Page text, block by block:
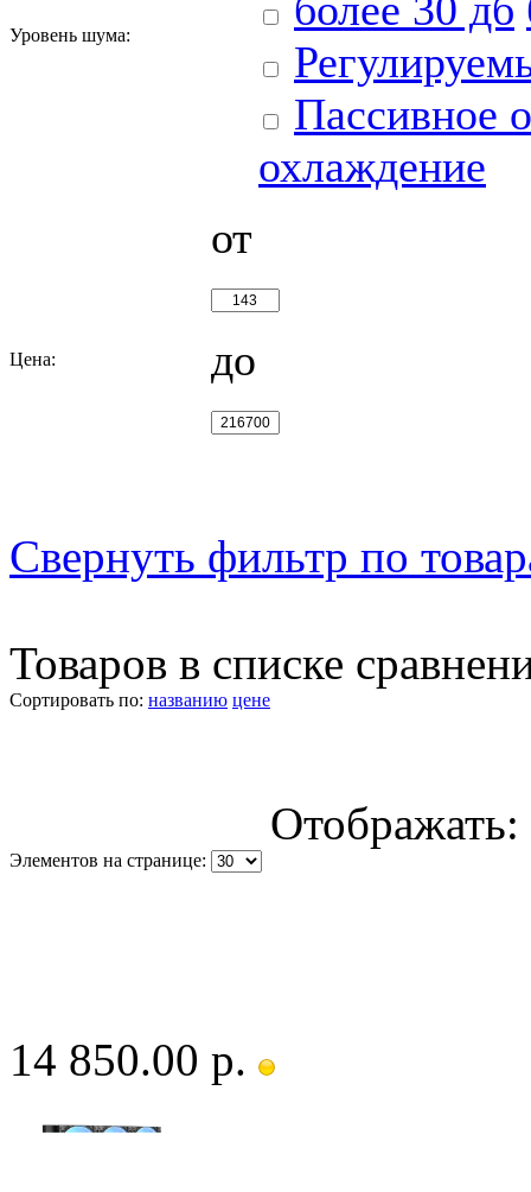
Уровень шума:
Пассивное
охлаждение
Цена:
от
до
Свернуть фильтр по
Товаров в списке
Сортировать по: названию цене
Отображать:
Элементов на странице:
14 850.00 р.